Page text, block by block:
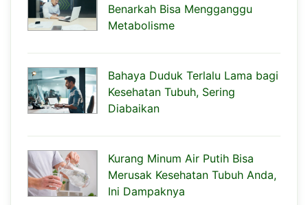
Benarkah Bisa Mengganggu
Metabolisme
Bahaya Duduk Terlalu Lama bagi
Kesehatan Tubuh, Sering
Diabaikan
Kurang Minum Air Putih Bisa
Merusak Kesehatan Tubuh Anda,
Ini Dampaknya